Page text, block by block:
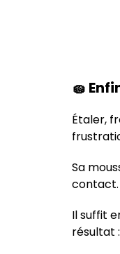
🧽
Étaler,
Sa
contact.
Il suffit
résultat